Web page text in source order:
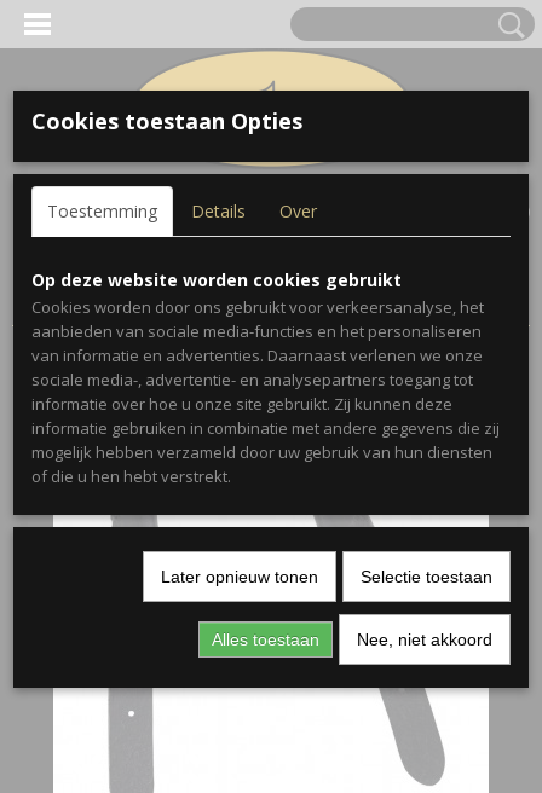
Inloggen Registreren
(0)
Home >Accessoires>Koffers en Etuis >Emergency Handle
Leather 5" Black
Cookies toestaan Opties
Toestemming Details Over
Op deze website worden cookies gebruikt
Cookies worden door ons gebruikt voor verkeersanalyse, het
aanbieden van sociale media-functies en het personaliseren
van informatie en advertenties. Daarnaast verlenen we onze
sociale media-, advertentie- en analysepartners toegang tot
informatie over hoe u onze site gebruikt. Zij kunnen deze
informatie gebruiken in combinatie met andere gegevens die zij
mogelijk hebben verzameld door uw gebruik van hun diensten
of die u hen hebt verstrekt.
Later opnieuw tonen Selectie toestaan
Alles toestaan Nee, niet akkoord